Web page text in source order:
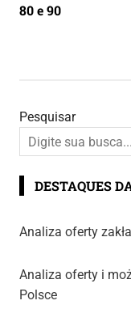
80 e 90
Pesquisar
DESTAQUES
Analiza oferty
Analiza oferty i
Polsce